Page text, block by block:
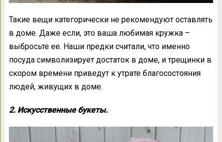
Такие вещи категорически не рекомендуют оставлять
в доме. Даже если, это ваша любимая кружка –
выбросьте ее. Наши предки считали, что именно
посуда символизирует достаток в доме, и трещинки в
скором времени приведут к утрате благосостояния
людей, живущих в доме.
2. Искусственные букеты.